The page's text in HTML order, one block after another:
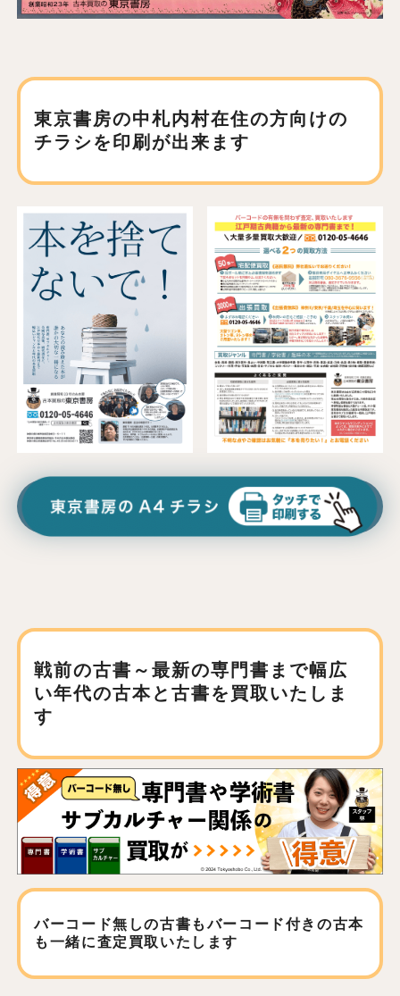
東京書房の中札内村在住の方向けの
チラシを印刷が出来ます
戦前の古書～最新の専門書まで幅広
い年代の古本と古書を買取いたしま
す
バーコード無しの古書もバーコード付きの古本
も 一緒に査定買取いたします